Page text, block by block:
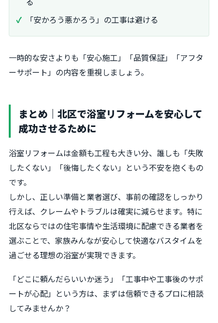
「安かろう悪かろう」の工事は避ける
一時的な安さよりも「安心施工」「品質保証」「アフタ
ーサポート」の内容を重視しましょう。
まとめ｜北区で浴室リフォームを安心して
成功させるために
浴室リフォームは金額も工程も大きい分、誰しも「失敗
したくない」「後悔したくない」という不安を抱くもの
です。
しかし、正しい準備と業者選び、事前の確認をしっかり
行えば、クレームやトラブルは確実に減らせます。特に
北区ならではの住宅事情や生活環境に配慮できる業者を
選ぶことで、家族みんなが安心して快適なバスタイムを
過ごせる理想の浴室が実現できます。
「どこに頼んだらいいか迷う」「工事中や工事後のサポ
ートが心配」という方は、まずは信頼できるプロに相談
してみませんか？